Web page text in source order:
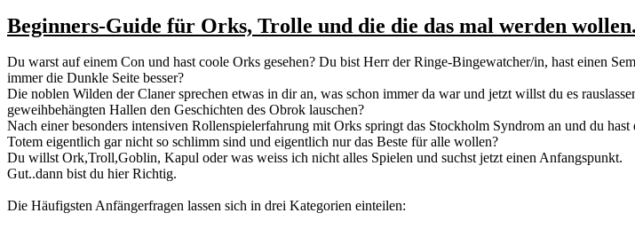
Beginners-Guide für Orks, Trolle und die die das mal werden wollen.
Du warst auf einem Con und hast coole Orks gesehen? Du bist Herr der Ringe-Bingewatcher/in, hast einen
immer die Dunkle Seite besser?
Die noblen Wilden der Claner sprechen etwas in dir an, was schon immer da war und jetzt willst du es
geweihbehängten Hallen den Geschichten des Obrok lauschen?
Nach einer besonders intensiven Rollenspielerfahrung mit Orks springt das Stockholm Syndrom an und du
Totem eigentlich gar nicht so schlimm sind und eigentlich nur das Beste für alle wollen?
Du willst Ork,Troll,Goblin, Kapul oder was weiss ich nicht alles Spielen und suchst jetzt einen Anfangspunkt.
Gut..dann bist du hier Richtig.
Die Häufigsten Anfängerfragen lassen sich in drei Kategorien einteilen: